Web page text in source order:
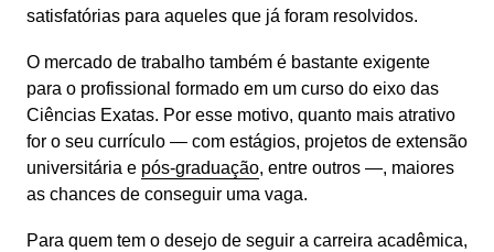
satisfatórias para aqueles que já foram resolvidos.
O mercado de trabalho também é bastante exigente
para o profissional formado em um curso do eixo das
Ciências Exatas. Por esse motivo, quanto mais atrativo
for o seu currículo — com estágios, projetos de extensão
universitária e pós-graduação, entre outros —, maiores
as chances de conseguir uma vaga.
Para quem tem o desejo de seguir a carreira acadêmica,